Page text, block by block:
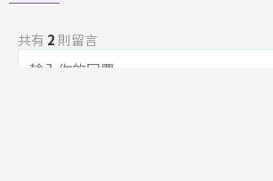
共有 2 則留言